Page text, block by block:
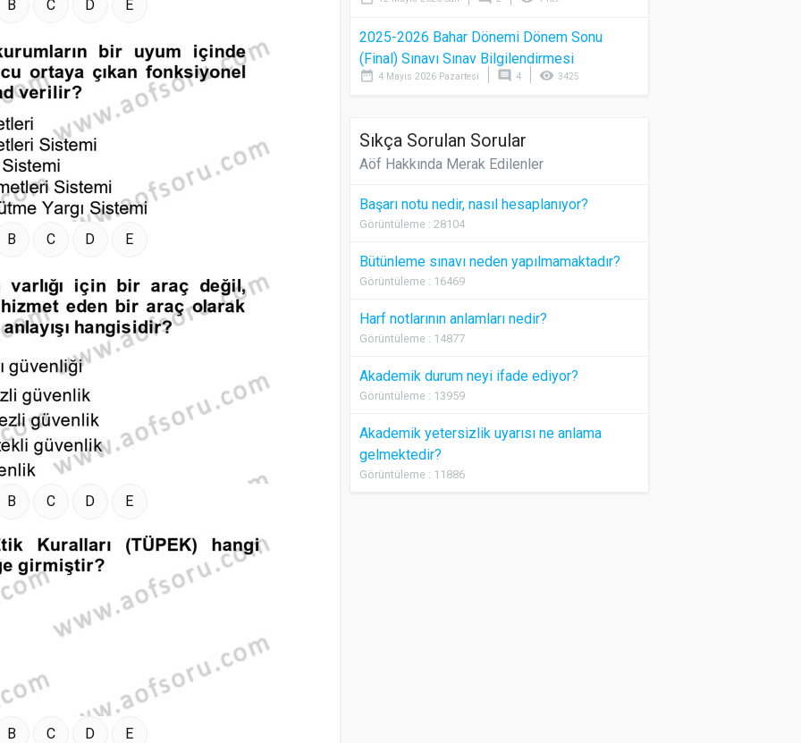
B C D E
B C D E
B C D E
B C D E
2025-2026 Bahar Dönemi Dönem Sonu
(Final) Sınavı Sınav Bilgilendirmesi
date_range 4 Mayıs 2026 Pazartesi comment 4 visibility 3425
Sıkça Sorulan Sorular
Aöf Hakkında Merak Edilenler
Başarı notu nedir, nasıl hesaplanıyor?
Görüntüleme : 28104
Bütünleme sınavı neden yapılmamaktadır?
Görüntüleme : 16469
Harf notlarının anlamları nedir?
Görüntüleme : 14877
Akademik durum neyi ifade ediyor?
Görüntüleme : 13959
Akademik yetersizlik uyarısı ne anlama
gelmektedir?
Görüntüleme : 11886